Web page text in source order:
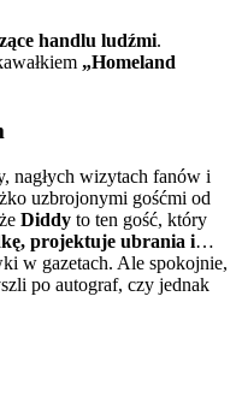
handlu ludźmi.
„Homeland
nagłych wizytach fanów i
uzbrojonymi gośćmi od
Diddy to ten gość, który
projektuje ubrania i…
w gazetach. Ale spokojnie,
po autograf, czy jednak